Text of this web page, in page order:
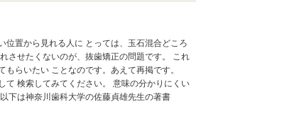
位置から見れる人に とっては、玉石混合どころ
させたくないのが、抜歯矯正の問題です。 これ
もらいたい ことなのです。あえて再掲です。
て 検索してみてください。 意味の分かりにくい
下は神奈川歯科大学の佐藤貞雄先生の著書